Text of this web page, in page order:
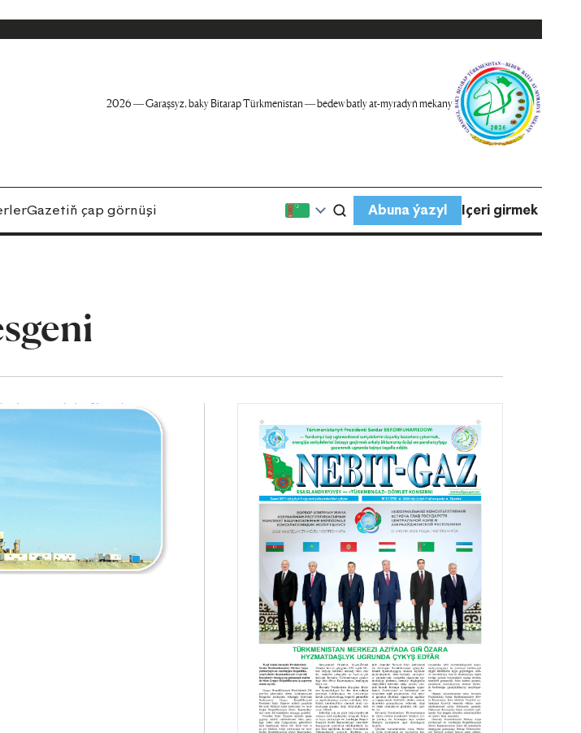
2026 — Garaşsyz, baky Bitarap Türkmenistan — bedew batly at-myradyň mekany
Gazetiň çap görnüşi Abuna ýazyl Içeri girmek